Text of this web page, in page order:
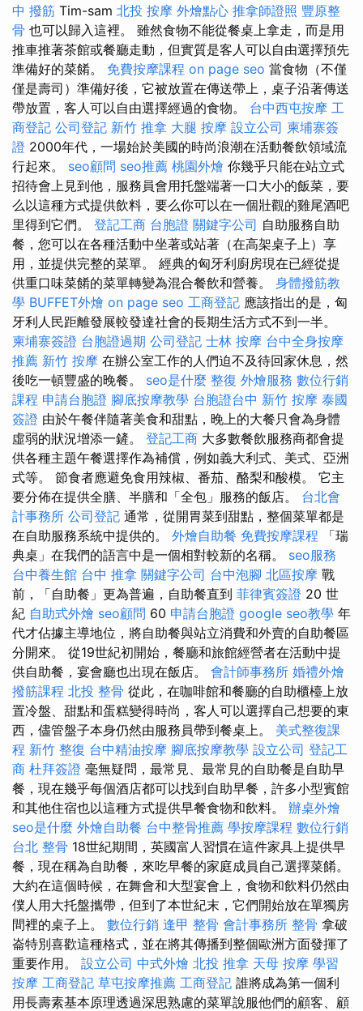
中 撥筋 Tim-sam 北投 按摩 外燴點心 推拿師證照 豐原整
骨 也可以歸入這裡。 雖然食物不能從餐桌上拿走，而是用
推車推著茶館或餐廳走動，但實質是客人可以自由選擇預先
準備好的菜餚。 免費按摩課程 on page seo 當食物（不僅
僅是壽司）準備好後，它被放置在傳送帶上，桌子沿著傳送
帶放置，客人可以自由選擇經過的食物。 台中西屯按摩 工
商登記 公司登記 新竹 推拿 大腿 按摩 設立公司 柬埔寨簽
證 2000年代，一場始於美國的時尚浪潮在活動餐飲領域流
行起來。 seo顧問 seo推薦 桃園外燴 你幾乎只能在站立式
招待會上見到他，服務員會用托盤端著一口大小的飯菜，要
么以這種方式提供飲料，要么你可以在一個壯觀的雞尾酒吧
里得到它們。 登記工商 台胞證 關鍵字公司 自助服務自助
餐，您可以在各種活動中坐著或站著（在高架桌子上）享
用，並提供完整的菜單。 經典的匈牙利廚房現在已經從提
供重口味菜餚的菜單轉變為混合餐飲和營養。 身體撥筋教
學 BUFFET外燴 on page seo 工商登記 應該指出的是，匈
牙利人民距離發展較發達社會的長期生活方式不到一半。
柬埔寨簽證 台胞證過期 公司登記 士林 按摩 台中全身按摩
推薦 新竹 按摩 在辦公室工作的人們迫不及待回家休息，然
後吃一頓豐盛的晚餐。 seo是什麼 整復 外燴服務 數位行銷
課程 申請台胞證 腳底按摩教學 台胞證台中 新竹 按摩 泰國
簽證 由於午餐伴隨著美食和甜點，晚上的大餐只會為身體
虛弱的狀況增添一鏟。 登記工商 大多數餐飲服務商都會提
供各種主題午餐選擇作為補償，例如義大利式、美式、亞洲
式等。 節食者應避免食用辣椒、番茄、酪梨和酸模。 它主
要分佈在提供全膳、半膳和「全包」服務的飯店。 台北會
計事務所 公司登記 通常，從開胃菜到甜點，整個菜單都是
在自助服務系統中提供的。 外燴自助餐 免費按摩課程 「瑞
典桌」在我們的語言中是一個相對較新的名稱。 seo服務
台中養生館 台中 推拿 關鍵字公司 台中泡腳 北區按摩 戰
前，「自助餐」更為普遍，自助餐直到 菲律賓簽證 20 世
紀 自助式外燴 seo顧問 60 申請台胞證 google seo教學 年
代才佔據主導地位，將自助餐與站立消費和外賣的自助餐區
分開來。 從19世紀初開始，餐廳和旅館經營者在活動中提
供自助餐，宴會廳也出現在飯店。 會計師事務所 婚禮外燴
撥筋課程 北投 整骨 從此，在咖啡館和餐廳的自助櫃檯上放
置冷盤、甜點和蛋糕變得時尚，客人可以選擇自己想要的東
西，儘管盤子本身仍然由服務員帶到餐桌上。 美式整復課
程 新竹 整復 台中精油按摩 腳底按摩教學 設立公司 登記工
商 杜拜簽證 毫無疑問，最常見、最常見的自助餐是自助早
餐，現在幾乎每個酒店都可以找到自助早餐，許多小型賓館
和其他住宿也以這種方式提供早餐食物和飲料。 辦桌外燴
seo是什麼 外燴自助餐 台中整骨推薦 學按摩課程 數位行銷
台北 整骨 18世紀期間，英國富人習慣在這件家具上提供早
餐，現在稱為自助餐，來吃早餐的家庭成員自己選擇菜餚。
大約在這個時候，在舞會和大型宴會上，食物和飲料仍然由
僕人用大托盤攜帶，但到了本世紀末，它們開始放在單獨房
間裡的桌子上。 數位行銷 逢甲 整骨 會計事務所 整骨 拿破
崙特別喜歡這種格式，並在將其傳播到整個歐洲方面發揮了
重要作用。 設立公司 中式外燴 北投 推拿 天母 按摩 學習
按摩 工商登記 草屯按摩推薦 工商登記 誰將成為第一個利
用長壽素基本原理透過深思熟慮的菜單說服他們的顧客、顧